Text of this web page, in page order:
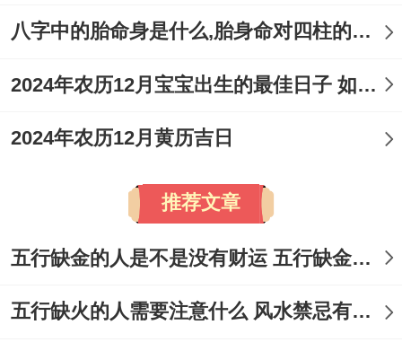
八字中的胎命身是什么,胎身命对四柱的影响
2024年农历12月宝宝出生的最佳日子 如何挑选适合的吉日
2024年农历12月黄历吉日
推荐文章
五行缺金的人是不是没有财运 五行缺金的人命运好不好
五行缺火的人需要注意什么 风水禁忌有哪些